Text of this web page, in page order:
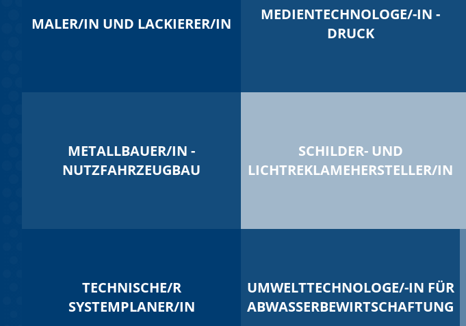
MALER/IN UND LACKIERER/IN
MEDIENTECHNOLOGE/-IN -
DRUCK
METALLBAUER/IN -
NUTZFAHRZEUGBAU
SCHILDER- UND
LICHTREKLAMEHERSTELLER/IN
TECHNISCHE/R
SYSTEMPLANER/IN
UMWELTTECHNOLOGE/-IN FÜR
ABWASSERBEWIRTSCHAFTUNG